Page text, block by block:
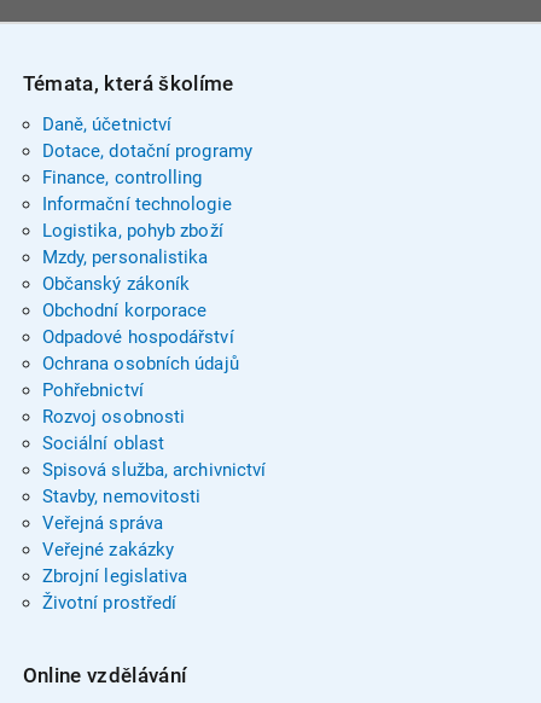
Témata, která školíme
Daně, účetnictví
Dotace, dotační programy
Finance, controlling
Informační technologie
Logistika, pohyb zboží
Mzdy, personalistika
Občanský zákoník
Obchodní korporace
Odpadové hospodářství
Ochrana osobních údajů
Pohřebnictví
Rozvoj osobnosti
Sociální oblast
Spisová služba, archivnictví
Stavby, nemovitosti
Veřejná správa
Veřejné zakázky
Zbrojní legislativa
Životní prostředí
Online vzdělávání